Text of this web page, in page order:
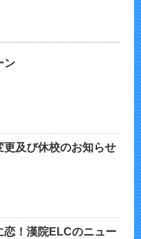
ン
更及び休校のお知らせ
恋！漢院ELCのニュー